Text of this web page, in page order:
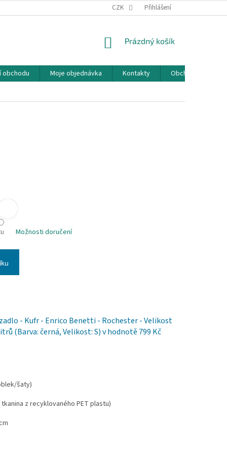
CZK Přihlášení
NÁKUPNÍ
Prázdný košík
obchodu Moje objednávka Kontakty
Obchodní
Možnosti doručení
- Kufr - Enrico Benetti - Rochester - Velikost
(Barva: černá, Velikost: S)v hodnotě 799 Kč
šaty)
z recyklovaného PET plastu)